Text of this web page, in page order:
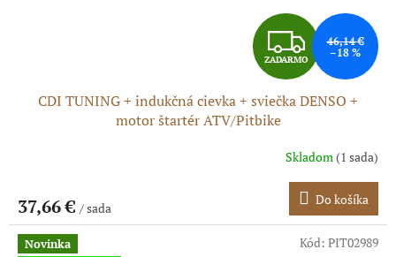
Z
A
D
A
R
M
ZADARMO
46,14 €
–18 %
CDI TUNING + indukčná cievka + sviečka DENSO +
motor štartér ATV/Pitbike
Skladom (1 sada)
37,66 € / sada
Do košíka
Novinka
Kód: PIT02989